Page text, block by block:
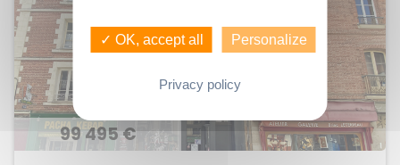
99 495 €
✓ OK, accept all Personalize
Privacy policy